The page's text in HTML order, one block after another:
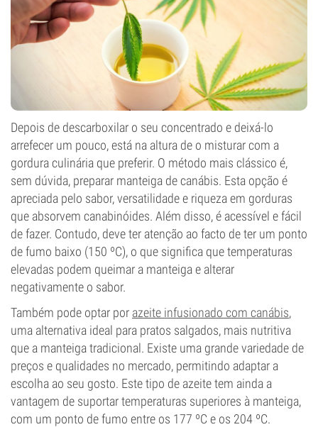
Depois de descarboxilar o seu concentrado e deixá-lo
arrefecer um pouco, está na altura de o misturar com a
gordura culinária que preferir. O método mais clássico é,
sem dúvida, preparar manteiga de canábis. Esta opção é
apreciada pelo sabor, versatilidade e riqueza em gorduras
que absorvem canabinóides. Além disso, é acessível e fácil
de fazer. Contudo, deve ter atenção ao facto de ter um ponto
de fumo baixo (150 ºC), o que significa que temperaturas
elevadas podem queimar a manteiga e alterar
negativamente o sabor.
Também pode optar por azeite infusionado com canábis,
uma alternativa ideal para pratos salgados, mais nutritiva
que a manteiga tradicional. Existe uma grande variedade de
preços e qualidades no mercado, permitindo adaptar a
escolha ao seu gosto. Este tipo de azeite tem ainda a
vantagem de suportar temperaturas superiores à manteiga,
com um ponto de fumo entre os 177 ºC e os 204 ºC.